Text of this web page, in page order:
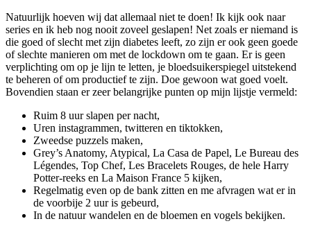
Natuurlijk hoeven wij dat allemaal niet te doen! Ik kijk ook naar
series en ik heb nog nooit zoveel geslapen! Net zoals er niemand is
die goed of slecht met zijn diabetes leeft, zo zijn er ook geen goede
of slechte manieren om met de lockdown om te gaan. Er is geen
verplichting om op je lijn te letten, je bloedsuikerspiegel uitstekend
te beheren of om productief te zijn. Doe gewoon wat goed voelt.
Bovendien staan er zeer belangrijke punten op mijn lijstje vermeld:
Ruim 8 uur slapen per nacht,
Uren instagrammen, twitteren en tiktokken,
Zweedse puzzels maken,
Grey’s Anatomy, Atypical, La Casa de Papel, Le Bureau des
Légendes, Top Chef, Les Bracelets Rouges, de hele Harry
Potter-reeks en La Maison France 5 kijken,
Regelmatig even op de bank zitten en me afvragen wat er in
de voorbije 2 uur is gebeurd,
In de natuur wandelen en de bloemen en vogels bekijken.